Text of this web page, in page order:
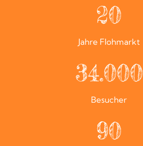
20
Jahre Flohmarkt
34.000
Besucher
90